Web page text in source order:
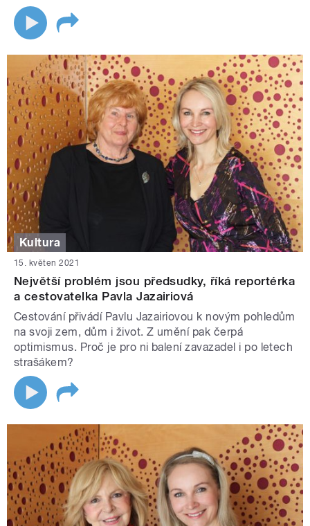
Kultura
15. květen 2021
Největší problém jsou předsudky, říká reportérka
a cestovatelka Pavla Jazairiová
Cestování přivádí Pavlu Jazairiovou k novým pohledům
na svoji zem, dům i život. Z umění pak čerpá
optimismus. Proč je pro ni balení zavazadel i po letech
strašákem?